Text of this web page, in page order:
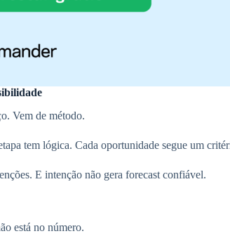
Vem de método.
tem lógica. Cada oportunidade segue um
E intenção não gera forecast confiável.
está no número.